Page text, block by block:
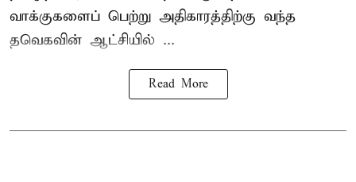
வாக்குகளைப் பெற்று அதிகாரத்திற்கு வந்த
தவெகவின் ஆட்சியில் ...
Read More